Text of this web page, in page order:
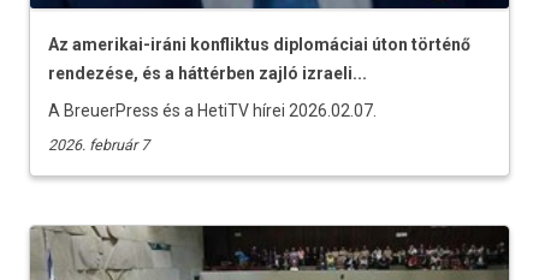
Az amerikai-iráni konfliktus diplomáciai úton történő
rendezése, és a háttérben zajló izraeli...
A BreuerPress és a HetiTV hírei 2026.02.07.
2026. február 7